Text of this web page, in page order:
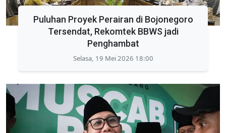
Puluhan Proyek Perairan di Bojonegoro
Tersendat, Rekomtek BBWS jadi
Penghambat
Selasa, 19 Mei 2026 18:00